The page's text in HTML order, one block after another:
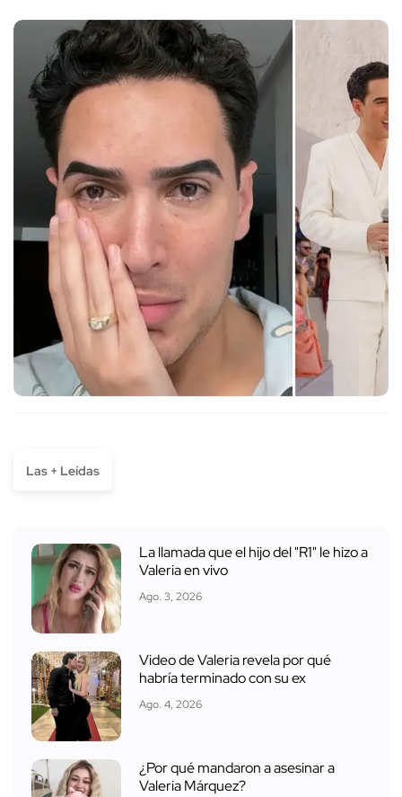
Las + Leídas
La llamada que el hijo del "R1" le hizo a
Valeria en vivo
Ago. 3, 2026
Video de Valeria revela por qué
habría terminado con su ex
Ago. 4, 2026
¿Por qué mandaron a asesinar a
Valeria Márquez?